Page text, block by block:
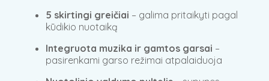
5 skirtingi greičiai – galima pritaikyti pagal
kūdikio nuotaiką
Integruota muzika ir gamtos garsai –
pasirenkami garso režimai atpalaiduoja